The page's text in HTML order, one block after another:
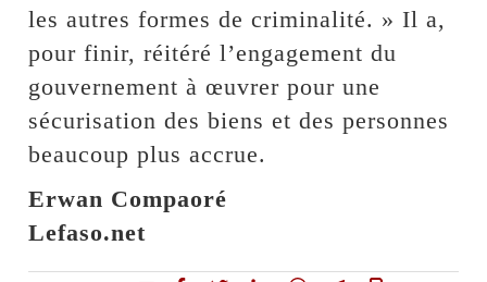
les autres formes de criminalité. » Il a,
pour finir, réitéré l’engagement du
gouvernement à œuvrer pour une
sécurisation des biens et des personnes
beaucoup plus accrue.
Erwan Compaoré
Lefaso.net